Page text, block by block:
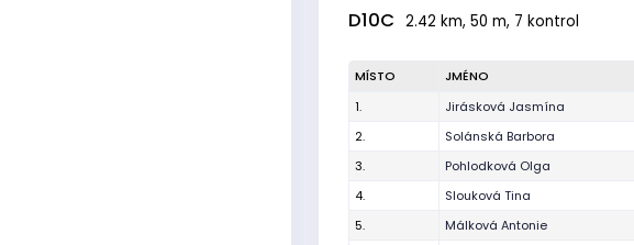
D10C 2.42 km, 50 m, 7 kontrol
MÍSTO JMÉNO
1.
Jirásková Jasmína
2.
Solánská Barbora
3.
Pohlodková Olga
4.
Slouková Tina
5.
Málková Antonie